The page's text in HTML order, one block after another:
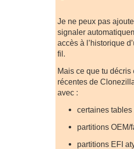
Je ne peux pas
signaler
accès à l’historique
fil.
Mais ce que tu
récentes de
avec :
certaines tables
partitions OEM/
partitions EFI